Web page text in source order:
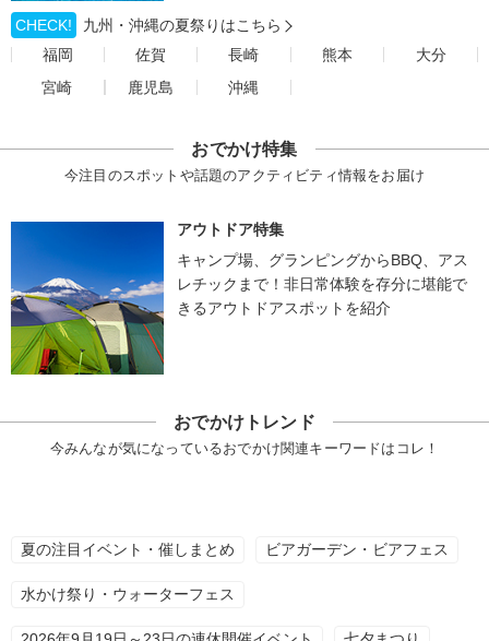
CHECK!
九州・沖縄の夏祭りはこちら
福岡
佐賀 長崎 熊本
大分
宮崎
鹿児島 沖縄
おでかけ特集
今注目のスポットや話題のアクティビティ情報をお届け
アウトドア特集
キャンプ場、グランピングからBBQ、アス
レチックまで！非日常体験を存分に堪能で
きるアウトドアスポットを紹介
おでかけトレンド
今みんなが気になっているおでかけ関連キーワードはコレ！
夏の注目イベント・催しまとめ ビアガーデン・ビアフェス
水かけ祭り・ウォーターフェス